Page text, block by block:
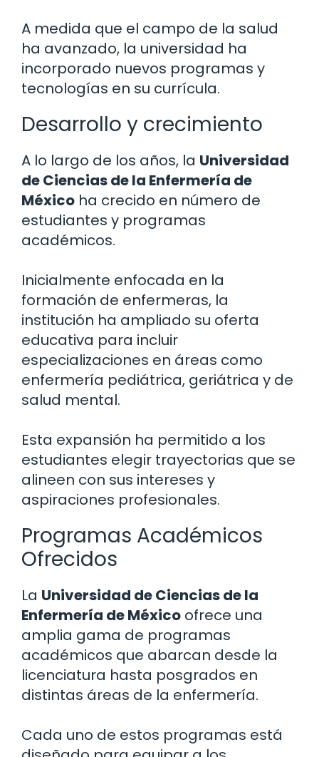
A medida que el campo de la salud
ha avanzado, la universidad ha
incorporado nuevos programas y
tecnologías en su currícula.
Desarrollo y crecimiento
A lo largo de los años, la Universidad
de Ciencias de la Enfermería de
México ha crecido en número de
estudiantes y programas
académicos.
Inicialmente enfocada en la
formación de enfermeras, la
institución ha ampliado su oferta
educativa para incluir
especializaciones en áreas como
enfermería pediátrica, geriátrica y de
salud mental.
Esta expansión ha permitido a los
estudiantes elegir trayectorias que se
alineen con sus intereses y
aspiraciones profesionales.
Programas Académicos
Ofrecidos
La Universidad de Ciencias de la
Enfermería de México ofrece una
amplia gama de programas
académicos que abarcan desde la
licenciatura hasta posgrados en
distintas áreas de la enfermería.
Cada uno de estos programas está